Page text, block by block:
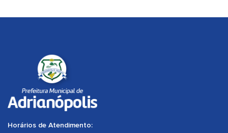
Horários de Atendimento: